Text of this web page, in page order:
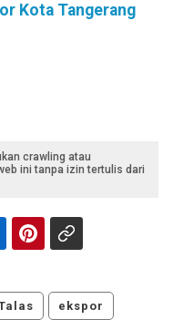
Kota Tangerang
crawling atau
ini tanpa izin tertulis dari
ekspor